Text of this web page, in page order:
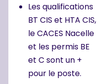
Les qualifications
BT CIS et HTA CIS,
le CACES Nacelle
et les permis BE
et C sont un +
pour le poste.